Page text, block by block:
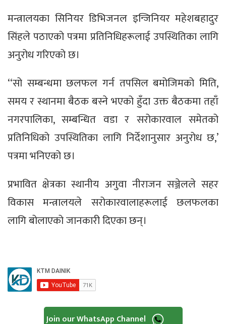
मन्त्रालयका सिनियर डिभिजनल इन्जिनियर महेशबहादुर
सिंहले पठाएको पत्रमा प्रतिनिधिहरूलाई उपस्थितिका लागि
अनुरोध गरिएको छ।
‘‘सो सम्बन्धमा छलफल गर्न तपसिल बमोजिमको मिति,
समय र स्थानमा बैठक बस्ने भएको हुँदा उक्त बैठकमा तहाँ
नगरपालिका, सम्बन्धित वडा र सरोकारवाल समेतको
प्रतिनिधिको उपस्थितिका लागि निर्देशानुसार अनुरोध छ,’
पत्रमा भनिएको छ।
प्रभावित क्षेत्रका स्थानीय अगुवा नीराजन सञ्जेलले सहर
विकास मन्त्रालयले सरोकारवालाहरूलाई छलफलका
लागि बोलाएको जानकारी दिएका छन्।
Join our WhatsApp Channel